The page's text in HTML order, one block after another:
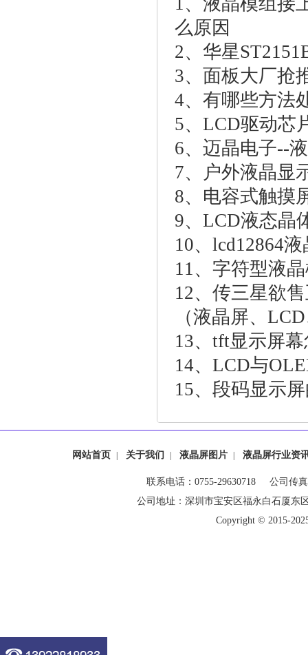
么原因
2、 华星
3、 面板大厂抢
4、 有哪些方法
5、 LCD驱动芯
6、 迈晶电子--
7、
户外液晶显
8、 电容式触摸
9、 LCD液态晶
10、 lcd12864
11、 字符型液
12、 传三星欲
（液晶屏、
13、 tft显示屏
14、 LCD与
15、 段码显示
网站首页 关于我们 液晶屏图片 液晶屏行业资
联系电话：0755-29630718 公司传
公司地址：深圳市宝安区福永白石厦
Copyright © 2015-